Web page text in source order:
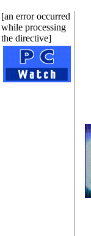
[an error occurred
while processing
the directive]